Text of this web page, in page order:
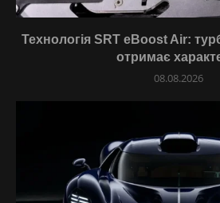
Технологія SRT eBoost Air:
отримає
08.08.2026